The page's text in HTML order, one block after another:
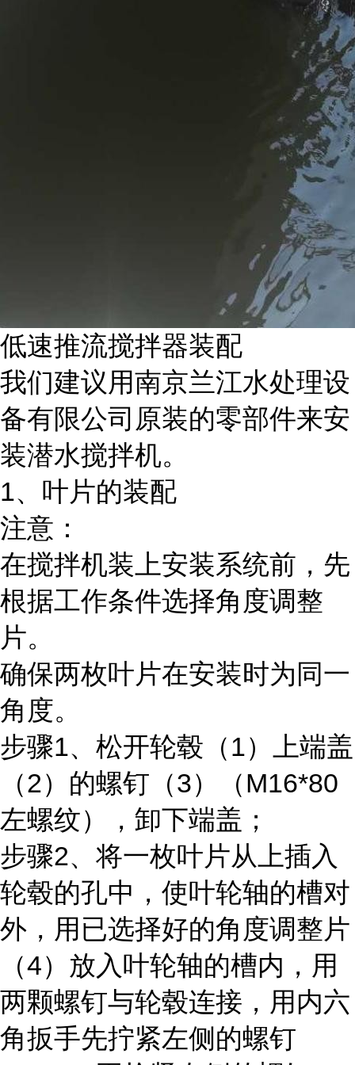
低速推流搅拌器装配
我们建议用南京兰江水处理设
备有限公司原装的零部件来安
装潜水搅拌机。
1、叶片的装配
注意：
在搅拌机装上安装系统前，先
根据工作条件选择角度调整
片。
确保两枚叶片在安装时为同一
角度。
步骤1、松开轮毂（1）上端盖
（2）的螺钉（3）（M16*80
左螺纹），卸下端盖；
步骤2、将一枚叶片从上插入
轮毂的孔中，使叶轮轴的槽对
外，用已选择好的角度调整片
（4）放入叶轮轴的槽内，用
两颗螺钉与轮毂连接，用内六
角扳手先拧紧左侧的螺钉